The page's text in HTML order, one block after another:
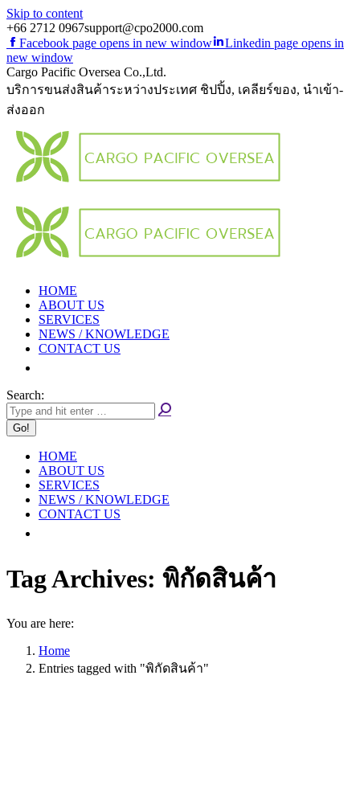
Skip to content
+66 2712 0967support@cpo2000.com
Facebook page opens in new window
Linkedin page opens in
new window
Cargo Pacific Oversea Co.,Ltd.
บริการขนส่งสินค้าระหว่างประเทศ ชิปปิ้ง, เคลียร์ของ, นำเข้า-
ส่งออก
HOME
ABOUT US
SERVICES
NEWS / KNOWLEDGE
CONTACT US
Search:
HOME
ABOUT US
SERVICES
NEWS / KNOWLEDGE
CONTACT US
Tag Archives: พิกัดสินค้า
You are here:
Home
Entries tagged with "พิกัดสินค้า"